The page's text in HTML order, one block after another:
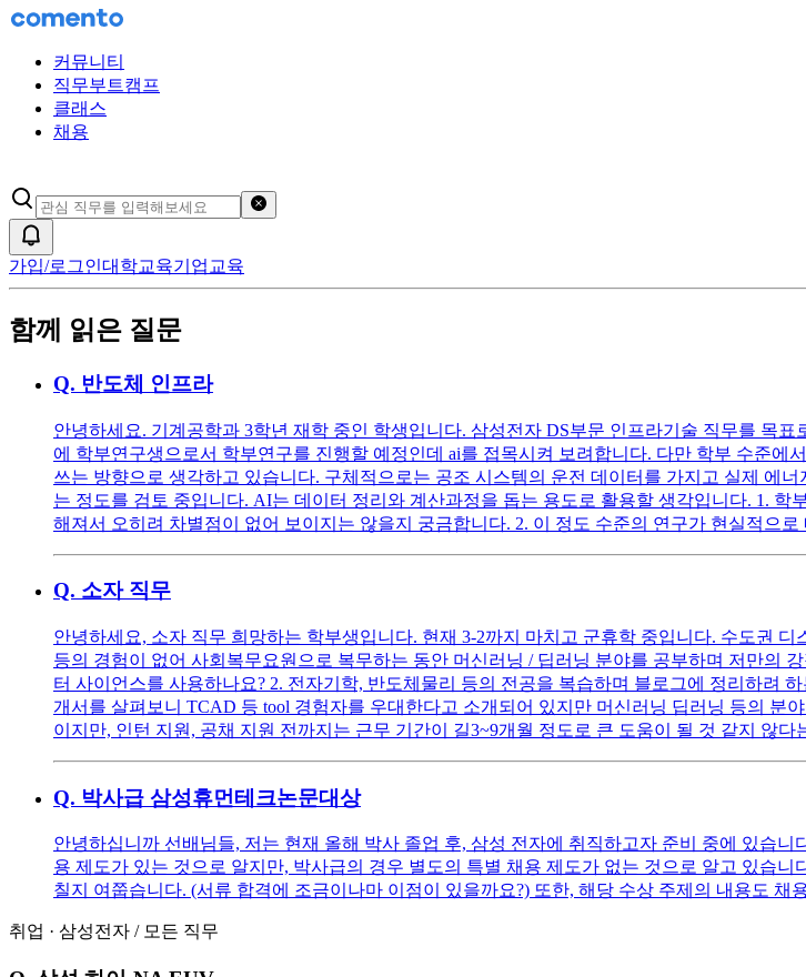
커뮤니티
직무부트캠프
클래스
채용
가입/로그인대학교육기업교육
함께 읽은 질문
Q. 반도체 인프라
안녕하세요. 기계공학과 3학년 재학 중인 학생입니다. 삼성전자 DS부문 인프라기술 직무를 목
에 학부연구생으로서 학부연구를 진행할 예정인데 ai를 접목시켜 보려합니다. 다만 학부 수준
쓰는 방향으로 생각하고 있습니다. 구체적으로는 공조 시스템의 운전 데이터를 가지고 실제 에
는 정도를 검토 중입니다. AI는 데이터 정리와 계산과정을 돕는 용도로 활용할 생각입니다. 1.
해져서 오히려 차별점이 없어 보이지는 않을지 궁금합니다. 2. 이 정도 수준의 연구가 현실적으
Q. 소자 직무
안녕하세요, 소자 직무 희망하는 학부생입니다. 현재 3-2까지 마치고 군휴학 중입니다. 수도권
등의 경험이 없어 사회복무요원으로 복무하는 동안 머신러닝 / 딥러닝 분야를 공부하며 저만의
터 사이언스를 사용하나요? 2. 전자기학, 반도체물리 등의 전공을 복습하며 블로그에 정리하려
개서를 살펴보니 TCAD 등 tool 경험자를 우대한다고 소개되어 있지만 머신러닝 딥러닝 등의 분
이지만, 인턴 지원, 공채 지원 전까지는 근무 기간이 길3~9개월 정도로 큰 도움이 될 것 같지 않
Q. 박사급 삼성휴먼테크논문대상
안녕하십니까 선배님들, 저는 현재 올해 박사 졸업 후, 삼성 전자에 취직하고자 준비 중에 있습
용 제도가 있는 것으로 알지만, 박사급의 경우 별도의 특별 채용 제도가 없는 것으로 알고 있습
칠지 여쭙습니다. (서류 합격에 조금이나마 이점이 있을까요?) 또한, 해당 수상 주제의 내용도 채
취업 · 삼성전자 / 모든 직무